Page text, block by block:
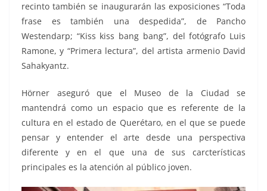
recinto también se inaugurarán las exposiciones “Toda
frase es también una despedida”, de Pancho
Westendarp; “Kiss kiss bang bang”, del fotógrafo Luis
Ramone, y “Primera lectura”, del artista armenio David
Sahakyantz.
Hörner aseguró que el Museo de la Ciudad se
mantendrá como un espacio que es referente de la
cultura en el estado de Querétaro, en el que se puede
pensar y entender el arte desde una perspectiva
diferente y en el que una de sus carcterísticas
principales es la atención al público joven.